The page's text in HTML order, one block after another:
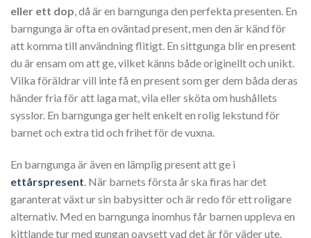
eller ett dop, då är en barngunga den perfekta presenten. En
barngunga är ofta en oväntad present, men den är känd för
att komma till användning flitigt. En sittgunga blir en present
du är ensam om att ge, vilket känns både originellt och unikt.
Vilka föräldrar vill inte få en present som ger dem båda deras
händer fria för att laga mat, vila eller sköta om hushållets
sysslor. En barngunga ger helt enkelt en rolig lekstund för
barnet och extra tid och frihet för de vuxna.
En barngunga är även en lämplig present att ge i
ettårspresent. När barnets första år ska firas har det
garanterat växt ur sin babysitter och är redo för ett roligare
alternativ. Med en barngunga inomhus får barnen uppleva en
kittlande tur med gungan oavsett vad det är för väder ute.